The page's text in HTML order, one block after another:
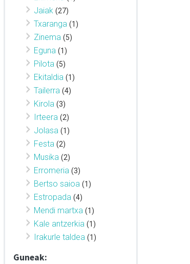
Jaiak (27)
Txaranga (1)
Zinema (5)
Eguna (1)
Pilota (5)
Ekitaldia (1)
Tailerra (4)
Kirola (3)
Irteera (2)
Jolasa (1)
Festa (2)
Musika (2)
Erromeria (3)
Bertso saioa (1)
Estropada (4)
Mendi martxa (1)
Kale antzerkia (1)
Irakurle taldea (1)
Guneak: